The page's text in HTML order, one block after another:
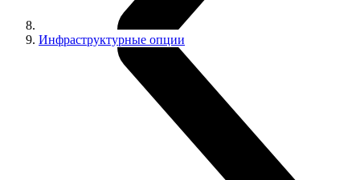
Инфраструктурные опции